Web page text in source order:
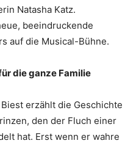
Natasha Katz.
beeindruckende
auf die Musical-Bühne.
die ganze Familie
erzählt die Geschichte
den der Fluch einer
hat. Erst wenn er wahre